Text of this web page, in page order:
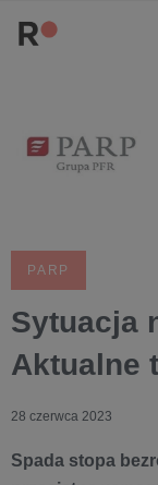
PARP
Sytuacja
Aktualne
28 czerwca 2023
Spada stopa